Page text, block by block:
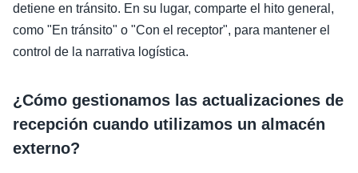
detiene en tránsito. En su lugar, comparte el hito general,
como "En tránsito" o "Con el receptor", para mantener el
control de la narrativa logística.
¿Cómo gestionamos las actualizaciones de
recepción cuando utilizamos un almacén
externo?